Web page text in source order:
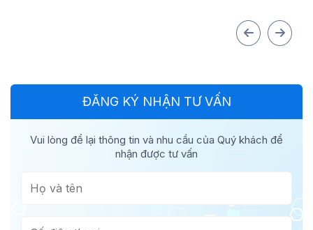
ĐĂNG KÝ NHẬN TƯ VẤN
Vui lòng để lại thông tin và nhu cầu của Quý khách để
nhận được tư vấn